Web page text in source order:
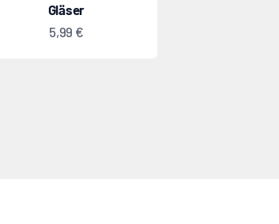
Gläser
Angebot
5,99 €